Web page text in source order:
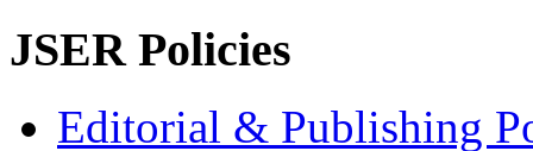
JSER Policies
Editorial & Publishing